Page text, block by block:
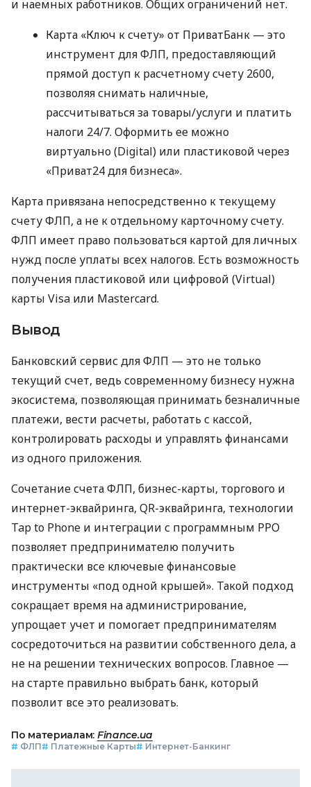
и наемных работников. Общих ограничений нет.
Карта «Ключ к счету» от ПриватБанк — это
инструмент для ФЛП, предоставляющий
прямой доступ к расчетному счету 2600,
позволяя снимать наличные,
рассчитываться за товары/услуги и платить
налоги 24/7. Оформить ее можно
виртуально (Digital) или пластиковой через
«Приват24 для бизнеса».
Карта привязана непосредственно к текущему
счету ФЛП, а не к отдельному карточному счету.
ФЛП имеет право пользоваться картой для личных
нужд после уплаты всех налогов. Есть возможность
получения пластиковой или цифровой (Virtual)
карты Visa или Mastercard.
Вывод
Банковский сервис для ФЛП — это не только
текущий счет, ведь современному бизнесу нужна
экосистема, позволяющая принимать безналичные
платежи, вести расчеты, работать с кассой,
контролировать расходы и управлять финансами
из одного приложения.
Сочетание счета ФЛП, бизнес-карты, торгового и
интернет-эквайринга, QR-эквайринга, технологии
Tap to Phone и интеграции с программным РРО
позволяет предпринимателю получить
практически все ключевые финансовые
инструменты «под одной крышей». Такой подход
сокращает время на администрирование,
упрощает учет и помогает предпринимателям
сосредоточиться на развитии собственного дела, а
не на решении технических вопросов. Главное —
на старте правильно выбрать банк, который
позволит все это реализовать.
По материалам: Finance.ua
# ФЛП# Платежные Карты# Интернет-Банкинг